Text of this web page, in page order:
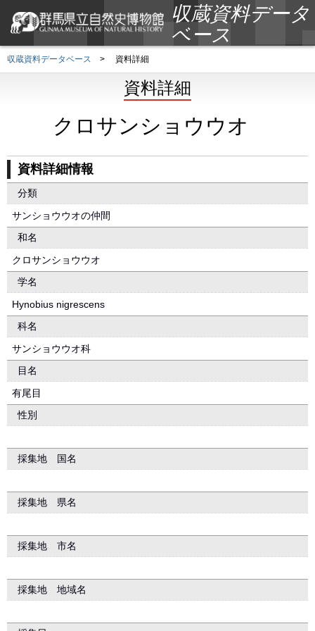
収蔵資料データ
ベース
収蔵資料データベース > 資料詳細
資料詳細
クロサンショウウオ
資料詳細情報
分類
サンショウウオの仲間
和名
クロサンショウウオ
学名
Hynobius nigrescens
科名
サンショウウオ科
目名
有尾目
性別
採集地 国名
採集地 県名
採集地 市名
採集地 地域名